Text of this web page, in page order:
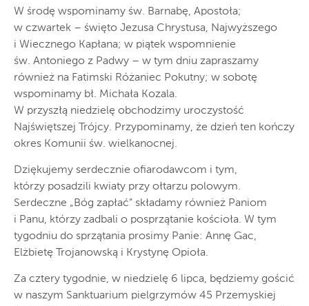
W środę wspominamy św. Barnabę, Apostoła;
w czwartek – święto Jezusa Chrystusa, Najwyższego
i Wiecznego Kapłana; w piątek wspomnienie
św. Antoniego z Padwy – w tym dniu zapraszamy
również na Fatimski Różaniec Pokutny; w sobotę
wspominamy bł. Michała Kozala.
W przyszłą niedzielę obchodzimy uroczystość
Najświętszej Trójcy. Przypominamy, że dzień ten kończy
okres Komunii św. wielkanocnej.
Dziękujemy serdecznie ofiarodawcom i tym,
którzy posadzili kwiaty przy ołtarzu polowym.
Serdeczne „Bóg zapłać” składamy również Paniom
i Panu, którzy zadbali o posprzątanie kościoła. W tym
tygodniu do sprzątania prosimy Panie: Annę Gac,
Elżbietę Trojanowską i Krystynę Opioła.
Za cztery tygodnie, w niedzielę 6 lipca, będziemy gościć
w naszym Sanktuarium pielgrzymów 45 Przemyskiej